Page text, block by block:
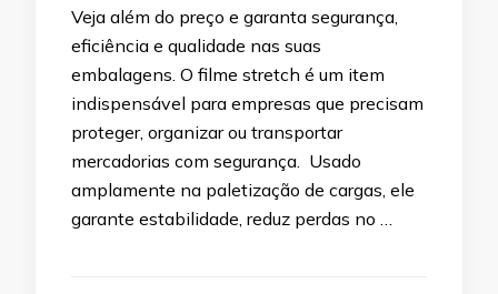
Veja além do preço e garanta segurança,
eficiência e qualidade nas suas
embalagens. O filme stretch é um item
indispensável para empresas que precisam
proteger, organizar ou transportar
mercadorias com segurança. Usado
amplamente na paletização de cargas, ele
garante estabilidade, reduz perdas no …